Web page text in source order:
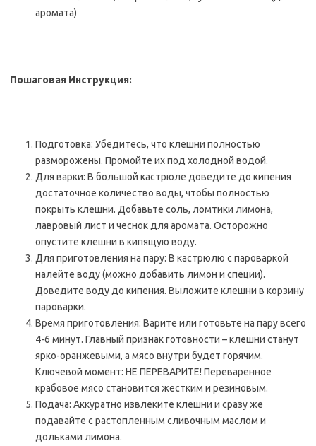
аромата)
Пошаговая Инструкция:
Подготовка: Убедитесь, что клешни полностью
разморожены. Промойте их под холодной водой.
Для варки: В большой кастрюле доведите до кипения
достаточное количество воды, чтобы полностью
покрыть клешни. Добавьте соль, ломтики лимона,
лавровый лист и чеснок для аромата. Осторожно
опустите клешни в кипящую воду.
Для приготовления на пару: В кастрюлю с пароваркой
налейте воду (можно добавить лимон и специи).
Доведите воду до кипения. Выложите клешни в корзину
пароварки.
Время приготовления: Варите или готовьте на пару всего
4-6 минут. Главный признак готовности – клешни станут
ярко-оранжевыми, а мясо внутри будет горячим.
Ключевой момент: НЕ ПЕРЕВАРИТЕ! Переваренное
крабовое мясо становится жестким и резиновым.
Подача: Аккуратно извлеките клешни и сразу же
подавайте с растопленным сливочным маслом и
дольками лимона.